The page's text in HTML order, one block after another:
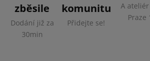
zběsile
Dodání již za
30min
komunitu
Přidejte se!
A
Praze